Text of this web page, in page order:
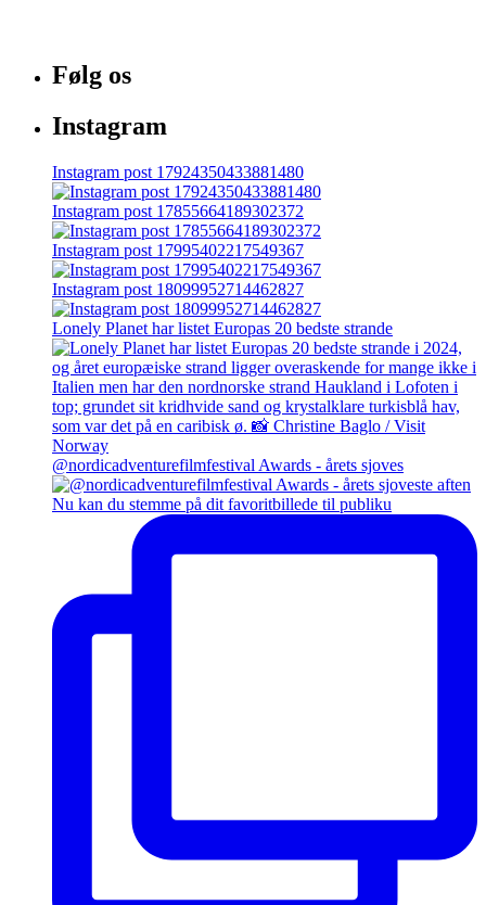
Følg os
Instagram
Instagram post 17924350433881480
Instagram post 17855664189302372
Instagram post 17995402217549367
Instagram post 18099952714462827
Lonely Planet har listet Europas 20 bedste strande
@nordicadventurefilmfestival Awards - årets sjoves
Nu kan du stemme på dit favoritbillede til publiku